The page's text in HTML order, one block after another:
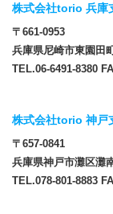
株式会社torio 兵庫
〒661-0953
兵庫県尼崎市東園
TEL.06-6491-8380
株式会社torio 神戸
〒657-0841
兵庫県神戸市灘区灘
TEL.078-801-8883